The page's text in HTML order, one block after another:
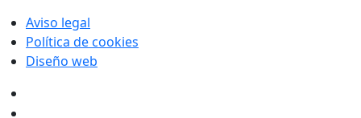
Aviso legal
Política de cookies
Diseño web